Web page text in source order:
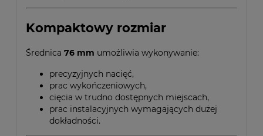
Kompaktowy rozmiar
Średnica 76 mm umożliwia wykonywanie:
precyzyjnych nacięć,
prac wykończeniowych,
cięcia w trudno dostępnych miejscach,
prac instalacyjnych wymagających dużej
dokładności.